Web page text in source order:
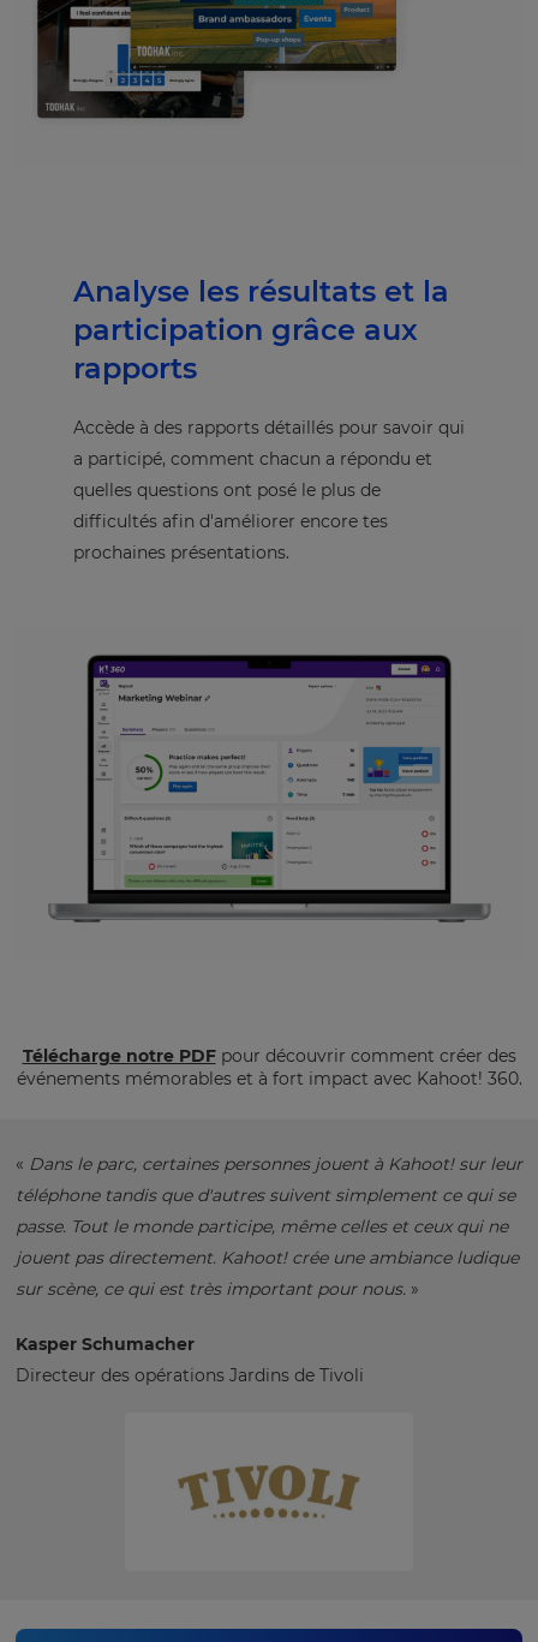
Analyse les résultats et la
participation grâce aux
rapports
Accède à des rapports détaillés pour savoir qui
a participé, comment chacun a répondu et
quelles questions ont posé le plus de
difficultés afin d'améliorer encore tes
prochaines présentations.
Télécharge notre PDFpour découvrir comment créer des
événements mémorables et à fort impact avec Kahoot! 360.
« Dans le parc, certaines personnes jouent à Kahoot! sur leur
téléphone tandis que d'autres suivent simplement ce qui se
passe. Tout le monde participe, même celles et ceux qui ne
jouent pas directement. Kahoot! crée une ambiance ludique
sur scène, ce qui est très important pour nous. »
Kasper Schumacher
Directeur des opérations Jardins de Tivoli